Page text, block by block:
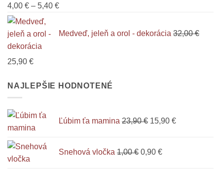
4,00 € – 5,40 €Price
4,00 €
Medveď, jeleň a orol - dekorácia 32,00€
Pôvodná
bola:
32,00 €.
25,90 €Aktuálna
je:
NAJLEPŠIE HODNOTENÉ
Ľúbim ťa mamina 23,90€ cena
23,90 €.
15,90 €cena
Snehová vločka 1,00€ cena
0,90 €cena